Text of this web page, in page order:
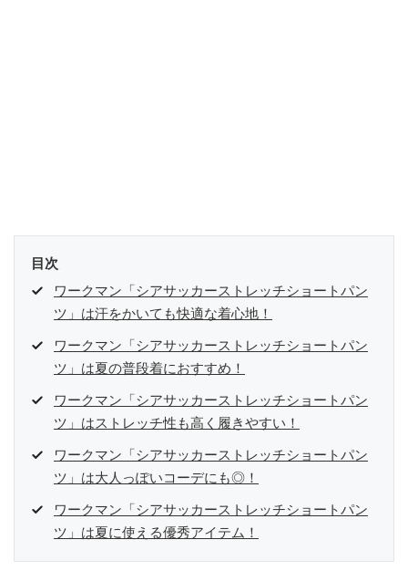
目次
ワークマン「シアサッカーストレッチショートパン
ツ」は汗をかいても快適な着心地！
ワークマン「シアサッカーストレッチショートパン
ツ」は夏の普段着におすすめ！
ワークマン「シアサッカーストレッチショートパン
ツ」はストレッチ性も高く履きやすい！
ワークマン「シアサッカーストレッチショートパン
ツ」は大人っぽいコーデにも◎！
ワークマン「シアサッカーストレッチショートパン
ツ」は夏に使える優秀アイテム！